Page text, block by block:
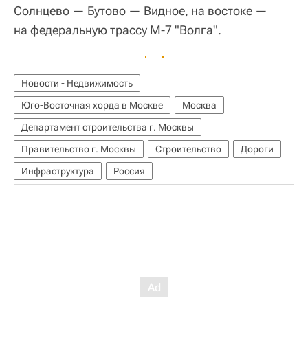
Солнцево — Бутово — Видное, на востоке —
на федеральную трассу М-7 "Волга".
Новости - Недвижимость
Юго-Восточная хорда в Москве
Москва
Департамент строительства г. Москвы
Правительство г. Москвы
Строительство
Дороги
Инфраструктура
Россия